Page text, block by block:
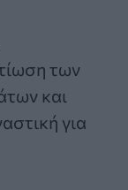
των
και
για